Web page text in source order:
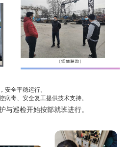
安全平稳运行。
病毒、安全复工提供技术支持。
与巡检开始按部就班进行。